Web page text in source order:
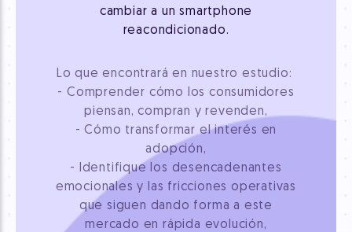
cambiar a un smartphone
reacondicionado.
Lo que encontrará en nuestro estudio:
- Comprender cómo los consumidores
piensan, compran y revenden,
- Cómo transformar el interés en
adopción,
- Identifique los desencadenantes
emocionales y las fricciones operativas
que siguen dando forma a este
mercado en rápida evolución,